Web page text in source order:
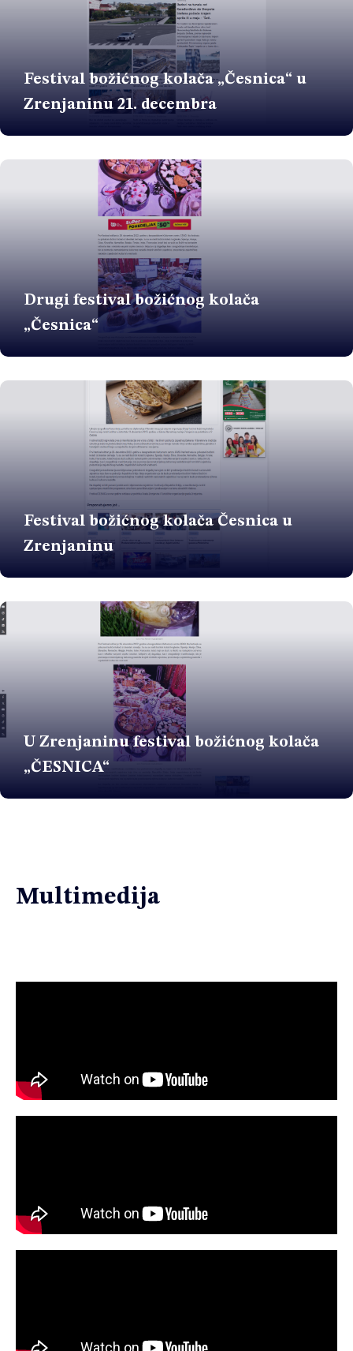
Festival božićnog kolača „Česnica“ u
Zrenjaninu 21. decembra
Drugi festival božićnog kolača
„Česnica“
Festival božićnog kolača Česnica u
Zrenjaninu
U Zrenjaninu festival božićnog kolača
„ČESNICA“
Multimedija